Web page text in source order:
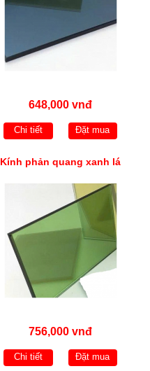
648,000 vnđ
Chi tiết Đặt mua
Kính phản quang xanh lá
756,000 vnđ
Chi tiết Đặt mua